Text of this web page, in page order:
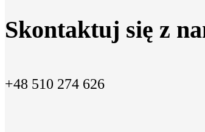
Skontaktuj się z
+48 510 274 626